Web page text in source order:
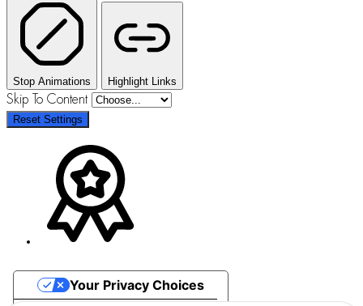
Stop Animations Highlight Links
Skip To Content
Reset Settings
Your Privacy Choices